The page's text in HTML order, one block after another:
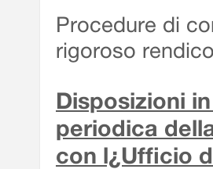
Procedure di
rigoroso
Disposizioni
periodica
con l¿Ufficio